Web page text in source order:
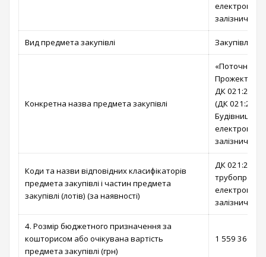
залізничних
Вид предмета закупівлі Закупівля
Конкретна назва предмета закупівлі
«Поточний
ДК 021:2015
(ДК
Будівництво
залізничних
Коди та назви відповідних класифікаторів
предмета закупівлі і частин предмета
закупівлі (лотів) (за наявності)
ДК
залізничних
4. Розмір бюджетного призначення за
кошторисом або очікувана вартість
предмета закупівлі (грн)
1 559 360,00